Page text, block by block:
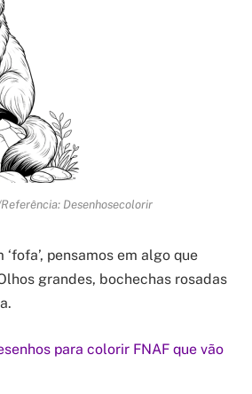
Desenhosecolorir
pensamos em algo que
grandes, bochechas rosadas
para colorir FNAF que vão